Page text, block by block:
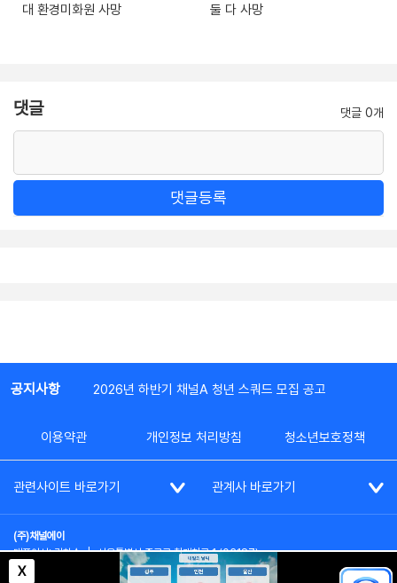
대 환경미화원 사망
둘 다 사망
댓글 댓글 0개
댓글등록
X
공지사항 2026년 하반기 채널A 청년 스쿼드 모집 공고
이용약관 개인정보 처리방침 청소년보호정책
관련사이트 바로가기 관계사 바로가기
(주)채널에이
대표이사: 김차수 | 서울특별시 종로구 청계천로 1 (03187)
부가통신사업신고: 022357호 | 사업자등록번호: 101-86-62787